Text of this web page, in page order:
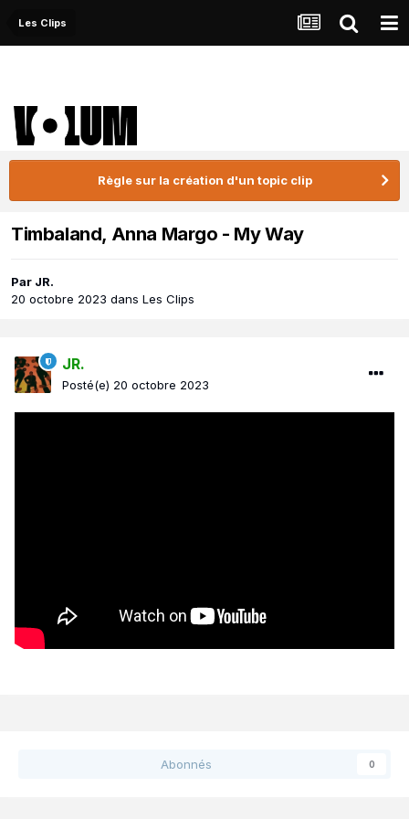
Les Clips
Règle sur la création d'un topic clip
Timbaland, Anna Margo - My Way
Par JR.
20 octobre 2023 dans Les Clips
JR.
Posté(e) 20 octobre 2023
Abonnés 0